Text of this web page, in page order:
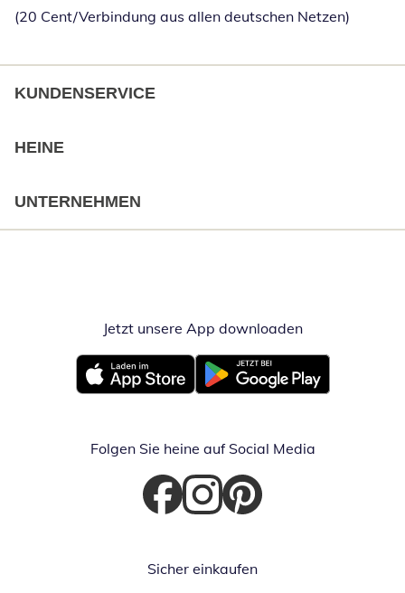
(20 Cent/Verbindung aus allen deutschen Netzen)
KUNDENSERVICE
HEINE
UNTERNEHMEN
Jetzt unsere App downloadenÖffnet in
Öffnet in neuem FensterÖffnet in neuem Fenster
Folgen Sie heine auf Social Media
Öffnet in neuem Fenster
Öffnet in neuem Fenster
Öffnet in neuem Fenster
Sicher einkaufen